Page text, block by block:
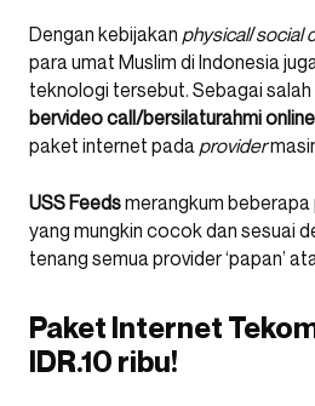
Dengan kebijakan physical/social
para umat Muslim di Indonesia
teknologi tersebut. Sebagai
bervideocall/bersilaturahmi online
paket internet pada provider
USS Feedsmerangkum
yang mungkin cocok dan sesuai
tenang semua provider ‘papan’
Paket Internet
IDR.10 ribu!